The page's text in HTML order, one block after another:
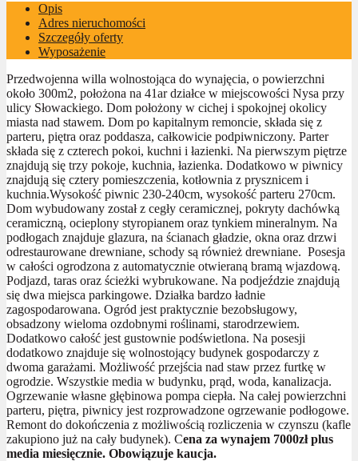
Opis
Adres nieruchomości
Szczegóły oferty
Wyposażenie
Przedwojenna willa wolnostojąca do wynajęcia, o powierzchni
około 300m2, położona na 41ar działce w miejscowości Nysa przy
ulicy Słowackiego. Dom położony w cichej i spokojnej okolicy
miasta nad stawem. Dom po kapitalnym remoncie, składa się z
parteru, piętra oraz poddasza, całkowicie podpiwniczony. Parter
składa się z czterech pokoi, kuchni i łazienki. Na pierwszym piętrze
znajdują się trzy pokoje, kuchnia, łazienka. Dodatkowo w piwnicy
znajdują się cztery pomieszczenia, kotłownia z prysznicem i
kuchnia.Wysokość piwnic 230-240cm, wysokość parteru 270cm.
Dom wybudowany został z cegły ceramicznej, pokryty dachówką
ceramiczną, ocieplony styropianem oraz tynkiem mineralnym. Na
podłogach znajduje glazura, na ścianach gładzie, okna oraz drzwi
odrestaurowane drewniane, schody są również drewniane. Posesja
w całości ogrodzona z automatycznie otwieraną bramą wjazdową.
Podjazd, taras oraz ścieżki wybrukowane. Na podjeździe znajdują
się dwa miejsca parkingowe. Działka bardzo ładnie
zagospodarowana. Ogród jest praktycznie bezobsługowy,
obsadzony wieloma ozdobnymi roślinami, starodrzewiem.
Dodatkowo całość jest gustownie podświetlona. Na posesji
dodatkowo znajduje się wolnostojący budynek gospodarczy z
dwoma garażami. Możliwość przejścia nad staw przez furtkę w
ogrodzie. Wszystkie media w budynku, prąd, woda, kanalizacja.
Ogrzewanie własne głębinowa pompa ciepła. Na całej powierzchni
parteru, piętra, piwnicy jest rozprowadzone ogrzewanie podłogowe.
Remont do dokończenia z możliwością rozliczenia w czynszu (kafle
zakupiono już na cały budynek). Cena za wynajem 7000zł plus
media miesięcznie. Obowiązuje kaucja.